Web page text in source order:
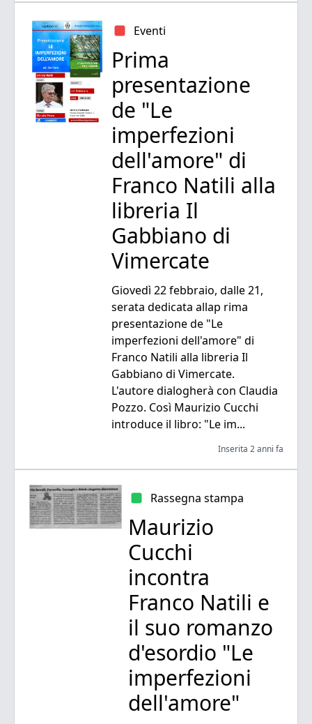
Eventi
Prima
presentazione
de "Le
imperfezioni
dell'amore" di
Franco Natili alla
libreria Il
Gabbiano di
Vimercate
Giovedì 22 febbraio, dalle 21,
serata dedicata allap rima
presentazione de "Le
imperfezioni dell'amore" di
Franco Natili alla libreria Il
Gabbiano di Vimercate.
L'autore dialogherà con Claudia
Pozzo. Così Maurizio Cucchi
introduce il libro: "Le im...
Inserita 2 anni fa
Rassegna stampa
Maurizio
Cucchi
incontra
Franco Natili e
il suo romanzo
d'esordio "Le
imperfezioni
dell'amore"